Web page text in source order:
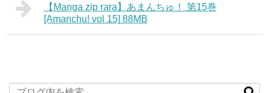
【Manga zip rara】あまんちゅ！ 第15巻
[Amanchu! vol 15] 88MB